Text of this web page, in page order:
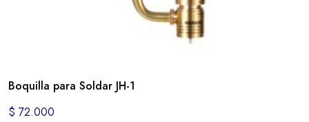
Boquilla para Soldar JH-1
$ 72.000